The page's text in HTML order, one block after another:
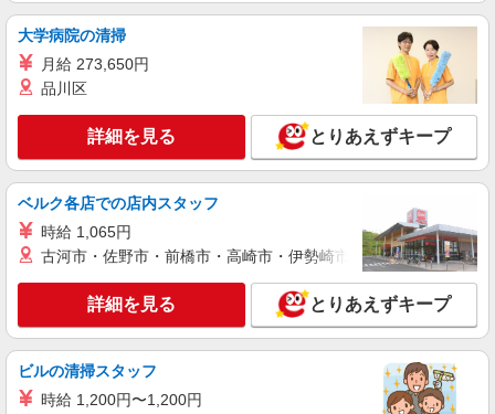
大学病院の清掃
月給 273,650円
品川区
詳細を見る とりあえずキープ
ベルク各店での店内スタッフ
時給 1,065円
古河市・佐野市・前橋市・高崎市・伊勢崎市・太田市・館林市
詳細を見る とりあえずキープ
ビルの清掃スタッフ
時給 1,200円〜1,200円